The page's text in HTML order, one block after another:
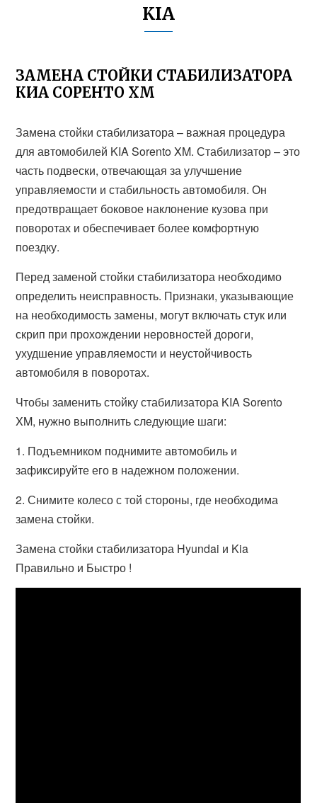
KIA
ЗАМЕНА СТОЙКИ СТАБИЛИЗАТОРА
КИА СОРЕНТО ХМ
Замена стойки стабилизатора – важная процедура
для автомобилей KIA Sorento XM. Стабилизатор – это
часть подвески, отвечающая за улучшение
управляемости и стабильность автомобиля. Он
предотвращает боковое наклонение кузова при
поворотах и обеспечивает более комфортную
поездку.
Перед заменой стойки стабилизатора необходимо
определить неисправность. Признаки, указывающие
на необходимость замены, могут включать стук или
скрип при прохождении неровностей дороги,
ухудшение управляемости и неустойчивость
автомобиля в поворотах.
Чтобы заменить стойку стабилизатора KIA Sorento
XM, нужно выполнить следующие шаги:
1. Подъемником поднимите автомобиль и
зафиксируйте его в надежном положении.
2. Снимите колесо с той стороны, где необходима
замена стойки.
Замена стойки стабилизатора Hyundai и Kia
Правильно и Быстро !